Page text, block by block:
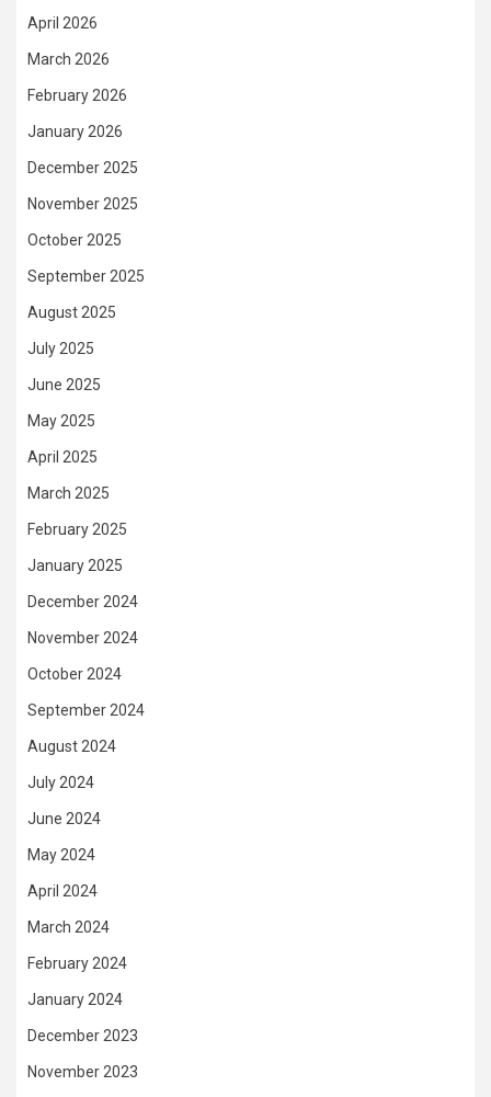
April 2026
March 2026
February 2026
January 2026
December 2025
November 2025
October 2025
September 2025
August 2025
July 2025
June 2025
May 2025
April 2025
March 2025
February 2025
January 2025
December 2024
November 2024
October 2024
September 2024
August 2024
July 2024
June 2024
May 2024
April 2024
March 2024
February 2024
January 2024
December 2023
November 2023